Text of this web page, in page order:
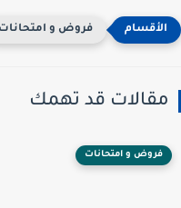
فروض و امتحانات
مقالات قد تهمك
فروض و امتحانات